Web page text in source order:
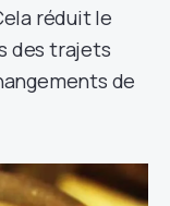
réduit le
des trajets
de